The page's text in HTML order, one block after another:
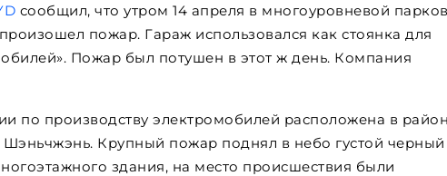
сообщил, что утром 14 апреля в многоуровневой
пожар. Гараж использовался как стоянка для
Пожар был потушен в этот ж день. Компания
по производству электромобилей расположена в
Крупный пожар поднял в небо густой
здания, на место происшествия были